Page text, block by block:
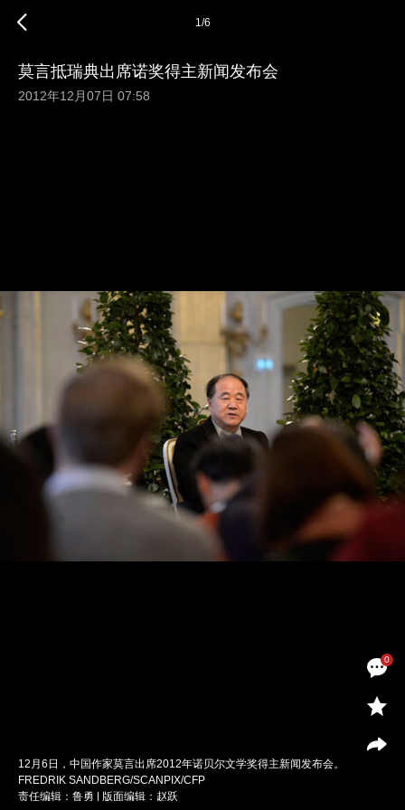
0
1/6
莫言抵瑞典出席诺奖得主新闻发布会
2012年12月07日 07:58
12月6日，中国作家莫言出席2012年诺贝尔文学奖得主新闻发布会。
FREDRIK SANDBERG/SCANPIX/CFP
责任编辑：鲁勇 | 版面编辑：赵跃